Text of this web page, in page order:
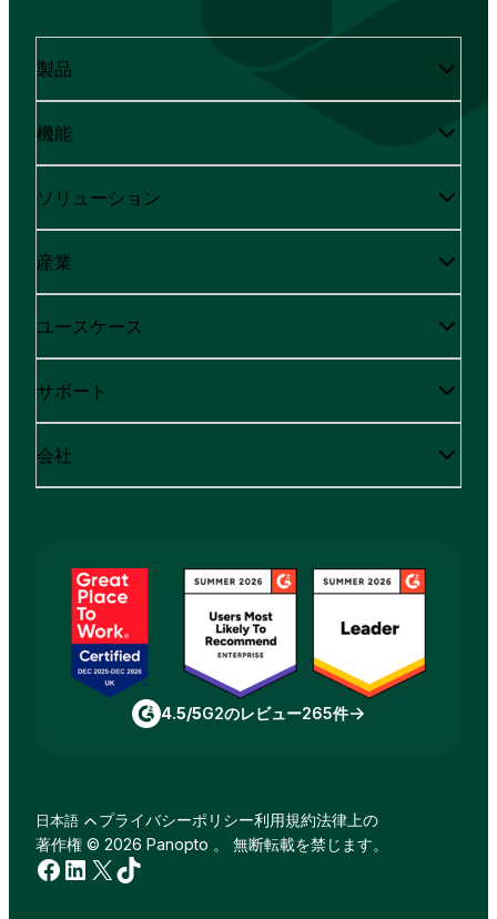
製品
機能
ソリューション
産業
ユースケース
サポート
会社
4.5/5G2のレビュー265件
日本語 プライバシーポリシー利用規約法律上の
著作権 © 2026 Panopto 。 無断転載を禁じます。
Facebook
LinkedIn
X TikTok